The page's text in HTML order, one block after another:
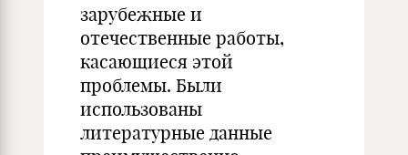
зарубежные и
отечественные работы,
касающиеся этой
проблемы. Были
использованы
литературные данные